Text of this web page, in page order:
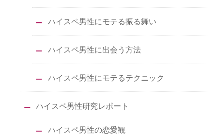
ハイスペ男性にモテる振る舞い
ハイスペ男性に出会う方法
ハイスペ男性にモテるテクニック
ハイスペ男性研究レポート
ハイスペ男性の恋愛観